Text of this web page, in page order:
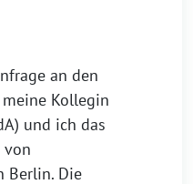
an den
Kollegin
und ich das
von
Berlin. Die